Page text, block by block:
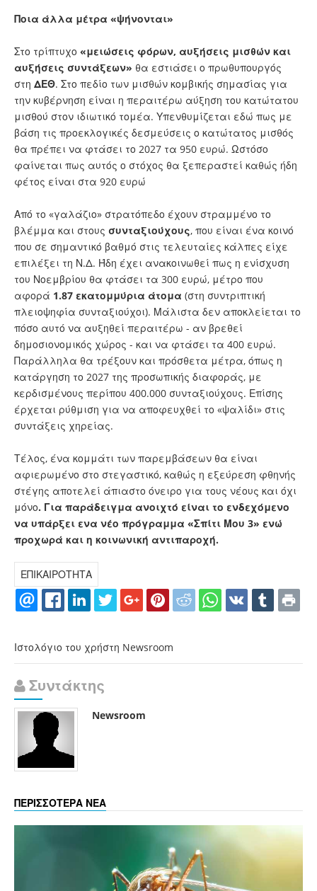
Ποια άλλα μέτρα «ψήνονται»
Στο τρίπτυχο «μειώσεις φόρων, αυξήσεις μισθών και
αυξήσεις συντάξεων» θα εστιάσει ο πρωθυπουργός
στη ΔΕΘ. Στο πεδίο των μισθών κομβικής σημασίας για
την κυβέρνηση είναι η περαιτέρω αύξηση του κατώτατου
μισθού στον ιδιωτικό τομέα. Υπενθυμίζεται εδώ πως με
βάση τις προεκλογικές δεσμεύσεις ο κατώτατος μισθός
θα πρέπει να φτάσει το 2027 τα 950 ευρώ. Ωστόσο
φαίνεται πως αυτός ο στόχος θα ξεπεραστεί καθώς ήδη
φέτος είναι στα 920 ευρώ
Από το «γαλάζιο» στρατόπεδο έχουν στραμμένο το
βλέμμα και στους συνταξιούχους, που είναι ένα κοινό
που σε σημαντικό βαθμό στις τελευταίες κάλπες είχε
επιλέξει τη Ν.Δ. Ήδη έχει ανακοινωθεί πως η ενίσχυση
του Νοεμβρίου θα φτάσει τα 300 ευρώ, μέτρο που
αφορά 1.87 εκατομμύρια άτομα (στη συντριπτική
πλειοψηφία συνταξιούχοι). Μάλιστα δεν αποκλείεται το
πόσο αυτό να αυξηθεί περαιτέρω - αν βρεθεί
δημοσιονομικός χώρος - και να φτάσει τα 400 ευρώ.
Παράλληλα θα τρέξουν και πρόσθετα μέτρα, όπως η
κατάργηση το 2027 της προσωπικής διαφοράς, με
κερδισμένους περίπου 400.000 συνταξιούχους. Επίσης
έρχεται ρύθμιση για να αποφευχθεί το «ψαλίδι» στις
συντάξεις χηρείας.
Τέλος, ένα κομμάτι των παρεμβάσεων θα είναι
αφιερωμένο στο στεγαστικό, καθώς η εξεύρεση φθηνής
στέγης αποτελεί άπιαστο όνειρο για τους νέους και όχι
μόνο. Για παράδειγμα ανοιχτό είναι το ενδεχόμενο
να υπάρξει ενα νέο πρόγραμμα «Σπίτι Μου 3» ενώ
προχωρά και η κοινωνική αντιπαροχή.
ΕΠΙΚΑΙΡΟΤΗΤΑ
Ιστολόγιο του χρήστη Newsroom
Συντάκτης
Newsroom
ΠΕΡΙΣΣΟΤΕΡΑ ΝΕΑ